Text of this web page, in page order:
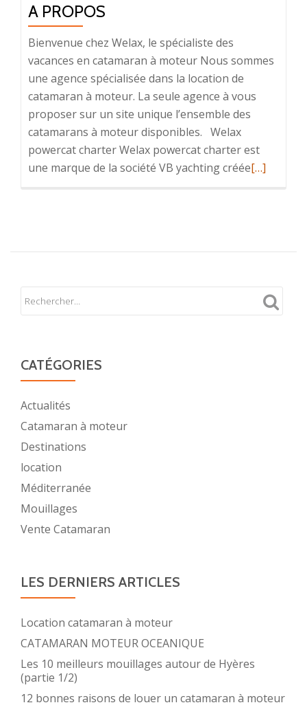
A PROPOS
Bienvenue chez Welax, le spécialiste des
vacances en catamaran à moteur Nous sommes
une agence spécialisée dans la location de
catamaran à moteur. La seule agence à vous
proposer sur un site unique l’ensemble des
catamarans à moteur disponibles. Welax
powercat charter Welax powercat charter est
une marque de la société VB yachting crééeEn
[…]
CATÉGORIES
Actualités
Catamaran à moteur
Destinations
location
Méditerranée
Mouillages
Vente Catamaran
LES DERNIERS ARTICLES
Location catamaran à moteur
CATAMARAN MOTEUR OCEANIQUE
Les 10 meilleurs mouillages autour de Hyères
(partie 1/2)
12 bonnes raisons de louer un catamaran à moteur